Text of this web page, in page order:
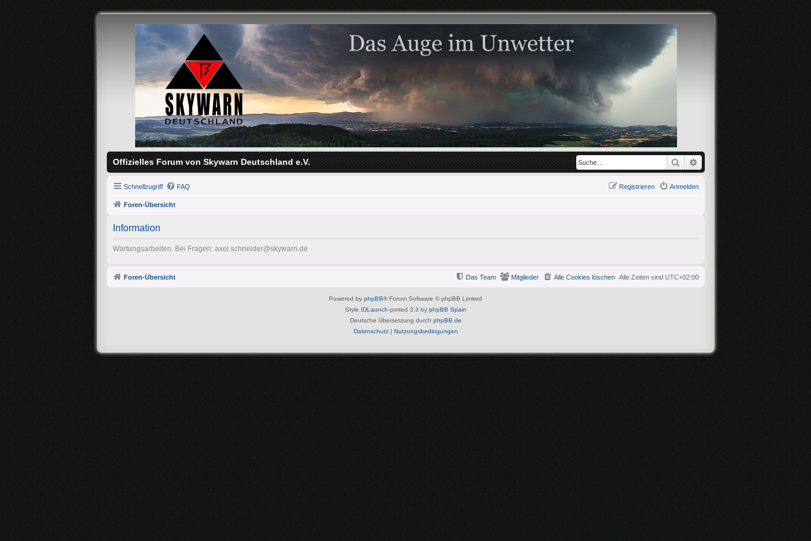
Offizielles Forum von Skywarn Deutschland e.V. Suche
Schnellzugriff FAQ Anmelden
Registrieren
Foren-Übersicht
Information
Wartungsarbeiten. Bei Fragen: axel.schneider@skywarn.de
Foren-Übersicht Alle Zeiten sind UTC+02:00
Alle Cookies löschen
Mitglieder
Das Team
Powered by phpBB® Forum Software © phpBB Limited
Style IDLaunch ported 3.3 by phpBB Spain
Deutsche Übersetzung durch phpBB.de
Datenschutz| Nutzungsbedingungen